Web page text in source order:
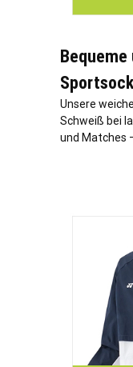
Unsere
Schweiß bei
und Matches